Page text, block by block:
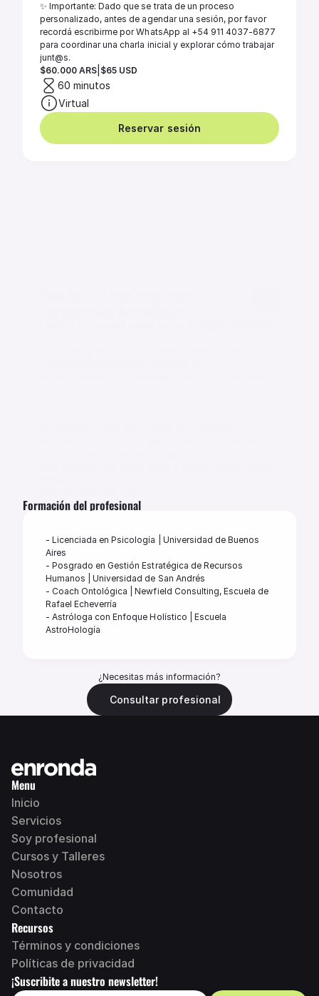
✨ Importante: Dado que se trata de un proceso
personalizado, antes de agendar una sesión, por favor
recordá escribirme por WhatsApp al +54 911 4037-6877
para coordinar una charla inicial y explorar cómo trabajar
junt@s.
$60.000 ARS $65 USD
60 minutos
Virtual
Reservar sesión
60 minutos
Formación del profesional
- Licenciada en Psicología | Universidad de Buenos
Aires
- Posgrado en Gestión Estratégica de Recursos
Humanos | Universidad de San Andrés
- Coach Ontológica | Newfield Consulting, Escuela de
Rafael Echeverría
- Astróloga con Enfoque Holístico | Escuela
AstroHología
¿Necesitas más información?
Consultar profesional
Menu
Inicio
Servicios
Soy profesional
Cursos y Talleres
Nosotros
Comunidad
Contacto
Recursos
Términos y condiciones
Políticas de privacidad
¡Suscribite a nuestro newsletter!